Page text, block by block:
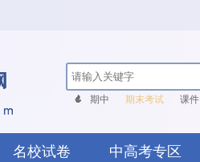
期中 期末考试 课件
名校试卷 中高考专区